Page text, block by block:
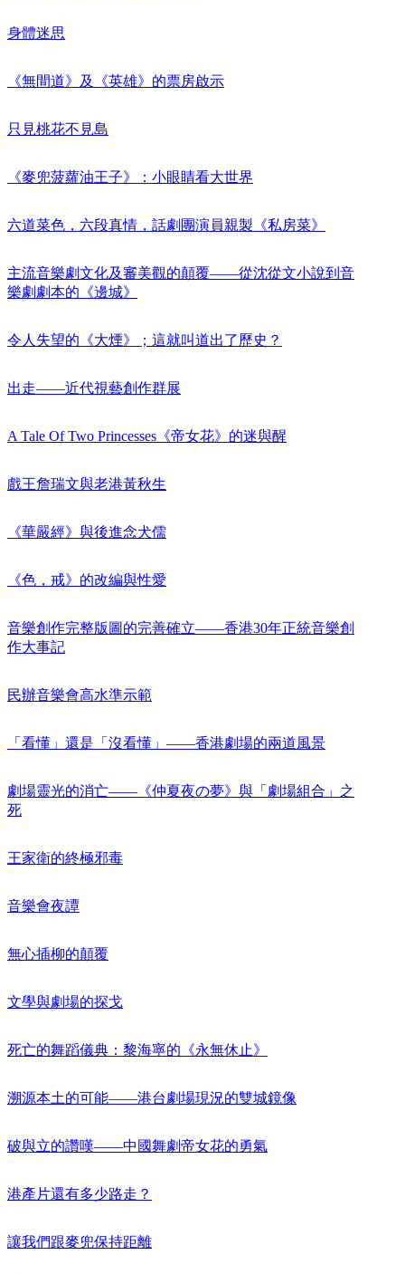
身體迷思
《無間道》及《英雄》的票房啟示
只見桃花不見島
《麥兜菠蘿油王子》：小眼睛看大世界
六道菜色，六段真情，話劇團演員親製《私房菜》
主流音樂劇文化及審美觀的顛覆——從沈從文小說到音
樂劇劇本的《邊城》
令人失望的《大煙》；這就叫道出了歷史？
出走——近代視藝創作群展
A Tale Of Two Princesses《帝女花》的迷與醒
戲王詹瑞文與老港黃秋生
《華嚴經》與後進念犬儒
《色，戒》的改編與性愛
音樂創作完整版圖的完善確立——香港30年正統音樂創
作大事記
民辦音樂會高水準示範
「看懂」還是「沒看懂」——香港劇場的兩道風景
劇場靈光的消亡——《仲夏夜の夢》與「劇場組合」之
死
王家衛的終極邪毒
音樂會夜譚
無心插柳的顛覆
文學與劇場的探戈
死亡的舞蹈儀典：黎海寧的《永無休止》
溯源本土的可能——港台劇場現況的雙城鏡像
破與立的讚嘆——中國舞劇帝女花的勇氣
港產片還有多少路走？
讓我們跟麥兜保持距離